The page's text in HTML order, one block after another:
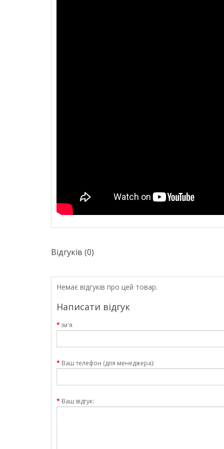
Відгуків (0)
Немає відгуків про цей товар.
Написати відгук
ім'я
Ваш телефон (для менеджера):
Ваш відгук: